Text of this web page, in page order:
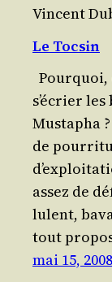
Vincent
Le Tocsin
Pour­quoi,
s’é­crier
Mustapha
de
assez de
lulent,
tout
mai 15, 2008